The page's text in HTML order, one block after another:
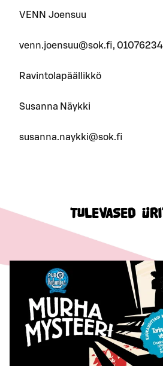
VENN Joensuu
venn.joensuu@sok.fi,
Ravintolapäällikkö
Susanna Näykki
susanna.naykki@sok.fi
TULEVASED